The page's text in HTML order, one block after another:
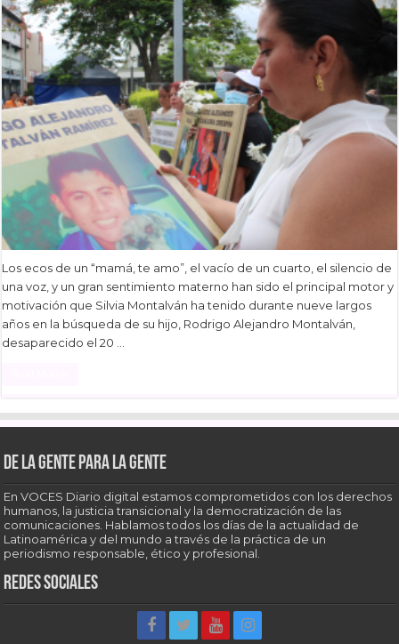
Los ecos de un “mamá, te amo”, el vacío de un cuarto, el silencio de
una voz, y un gran sentimiento materno han sido el principal motor y
motivación que Silvia Montalván ha tenido durante nueve largos
años en la búsqueda de su hijo, Rodrigo Alejandro Montalván,
desaparecido el 20 …
De la gente para la gente
En VOCES Diario digital estamos comprometidos con los derechos
humanos, la justicia transicional y la democratización de las
comunicaciones. Hablamos todos los días de la actualidad de
Latinoamérica y del mundo a través de la práctica de un
periodismo responsable, ético y profesional.
Redes sociales